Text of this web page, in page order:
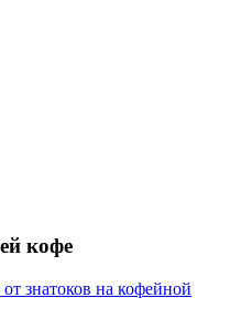
кофе
знатоков на кофейной